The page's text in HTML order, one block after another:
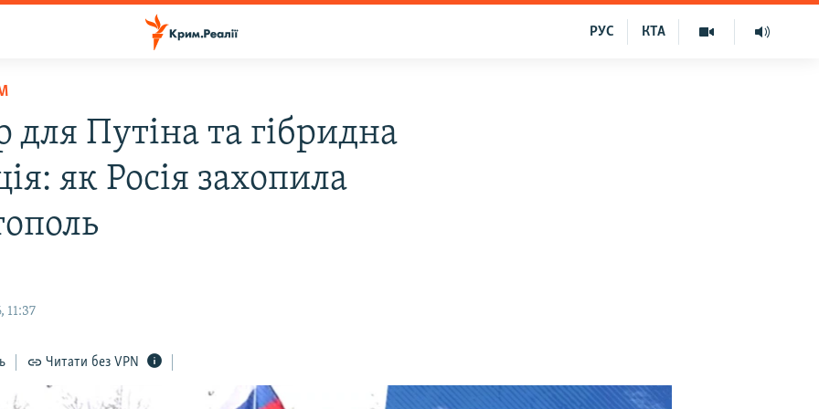
КТА
РУС
для Путіна та гібридна
як Росія захопила
11:37
Читати без VPN